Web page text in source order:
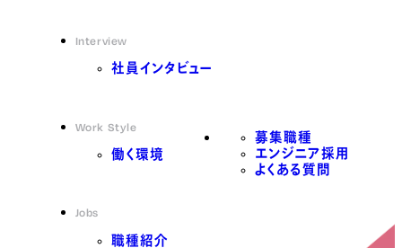
Interview
社員インタビュー
Work Style
働く環境
Jobs
職種紹介
募集職種
エンジニア採用
よくある質問